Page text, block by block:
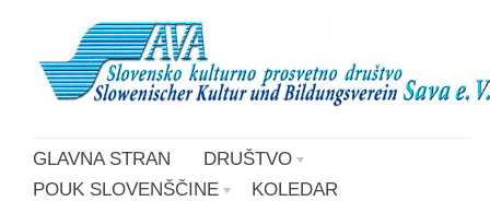
GLAVNA STRAN
DRUŠTVO
POUK SLOVENŠČINE
KOLEDAR